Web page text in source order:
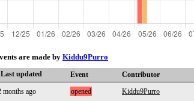
are made by Kiddu9Purro
updated Event Contributor
months ago opened Kiddu9Purro